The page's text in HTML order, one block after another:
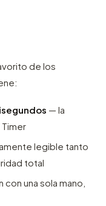
de los
— la
legible tanto
total
una sola mano,